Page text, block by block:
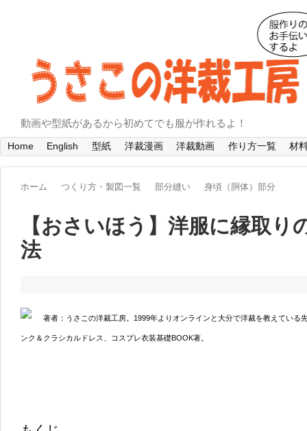
動画や型紙があるから初めてでも服が作れるよ！
Home English 型紙 洋裁漫画 洋裁動画 作り方一覧 材
ホーム つくり方・製図一覧 部分縫い 身頃（胴体）部分
【おさいほう】洋服に縁取り
法
著者：うさこの洋裁工房。1999年よりオンラインと大分で洋裁を教えている
ンク＆クラシカルドレス、コスプレ衣装基礎BOOK著。